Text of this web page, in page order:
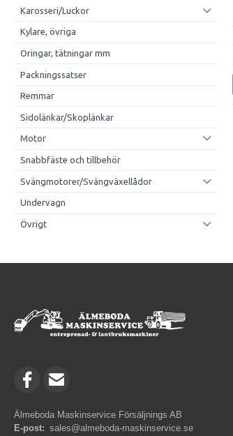
Karosseri/Luckor
Kylare, övriga
Oringar, tätningar mm
Packningssatser
Remmar
Sidolänkar/Skoplänkar
Motor
Snabbfäste och tillbehör
Svängmotorer/Svängväxellådor
Undervagn
Övrigt
Älmeboda Maskinservice Försäljnings AB
E-post: sales@almeboda-maskinservice.se